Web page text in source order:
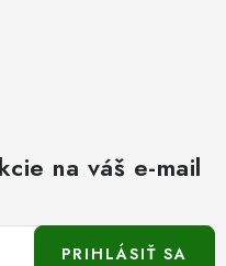
na váš e-mail
PRIHLÁSIŤ SA